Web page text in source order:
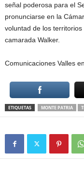
señal poderosa para el
pronunciarse en la
voluntad de los
camarada Walker.
Comunicaciones Valles
ETIQUETAS MONTE PATRIA